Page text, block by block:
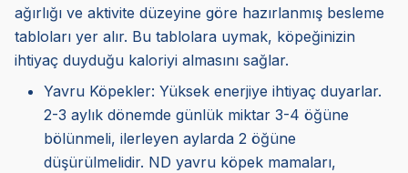
ağırlığı ve aktivite düzeyine göre hazırlanmış besleme
tabloları yer alır. Bu tablolara uymak, köpeğinizin
ihtiyaç duyduğu kaloriyi almasını sağlar.
Yavru Köpekler: Yüksek enerjiye ihtiyaç duyarlar.
2-3 aylık dönemde günlük miktar 3-4 öğüne
bölünmeli, ilerleyen aylarda 2 öğüne
düşürülmelidir. ND yavru köpek mamaları,